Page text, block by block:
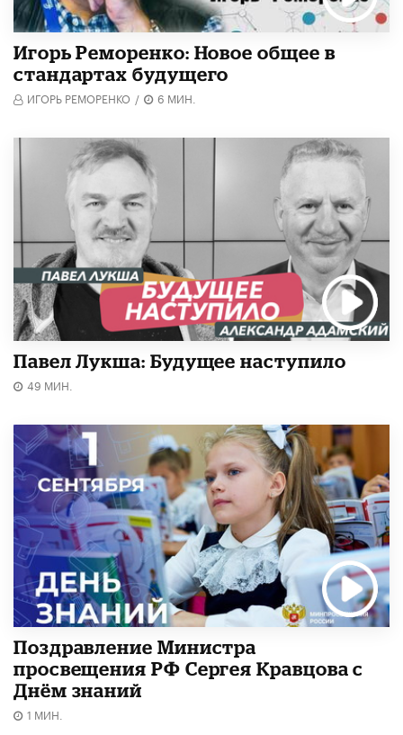
Игорь Реморенко: Новое общее в
стандартах будущего
ИГОРЬ РЕМОРЕНКО / 6 МИН.
Павел Лукша: Будущее наступило
49 МИН.
Поздравление Министра
просвещения РФ Сергея Кравцова с
Днём знаний
1 МИН.